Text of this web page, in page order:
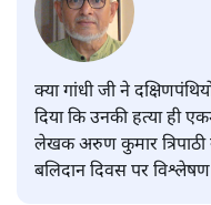
क्या गांधी जी ने
दिया कि उनकी हत्या ही
लेखक अरुण कुमार त्रिपाठी
बलिदान दिवस पर विश्लेषण